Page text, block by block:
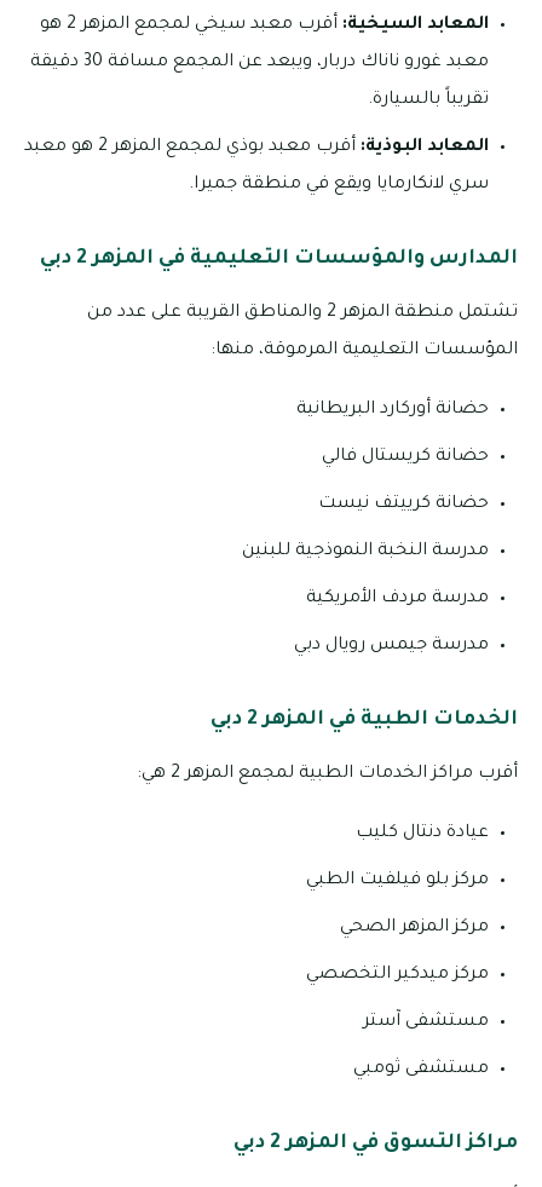
المعابد السيخية:
أقرب معبد سيخي لمجمع المزهر 2 هو
معبد غورو ناناك دربار، ويبعد عن المجمع مسافة 30 دقيقة
تقريباً بالسيارة.
المعابد البوذية:
أقرب معبد بوذي لمجمع المزهر 2 هو معبد
سري لانكارمايا ويقع في منطقة جميرا.
المدارس والمؤسسات التعليمية في المزهر 2 دبي
تشتمل منطقة المزهر 2 والمناطق القريبة على عدد من
المؤسسات التعليمية المرموقة، منها:
حضانة أوركارد البريطانية
حضانة كريستال فالي
حضانة كرييتف نيست
مدرسة النخبة النموذجية للبنين
مدرسة مردف الأمريكية
مدرسة جيمس رويال دبي
الخدمات الطبية في المزهر 2 دبي
أقرب مراكز الخدمات الطبية لمجمع المزهر 2 هي:
عيادة دنتال كليب
مركز بلو فيلفيت الطبي
مركز المزهر الصحي
مركز ميدكير التخصصي
مستشفى آستر
مستشفى ثومبي
مراكز التسوق في المزهر 2 دبي